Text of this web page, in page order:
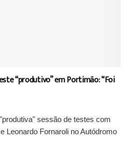
“produtivo” em Portimão: “Foi
sessão de testes com
Leonardo Fornaroli no Autódromo